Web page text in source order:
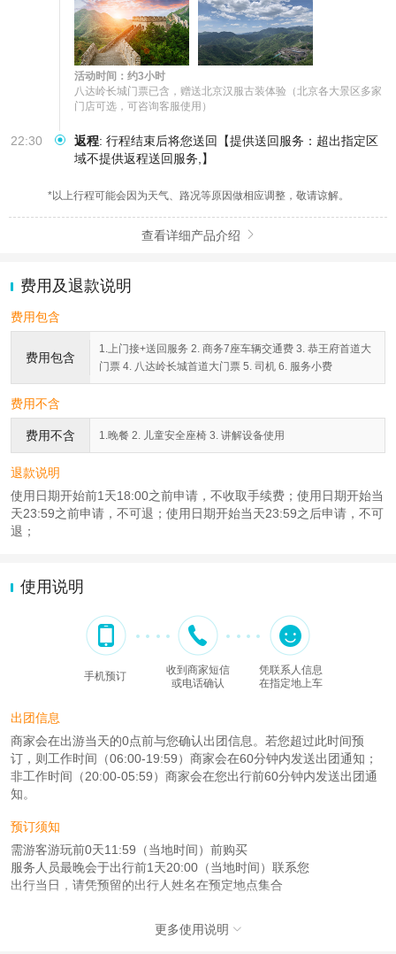
活动时间：约3小时
八达岭长城门票已含，赠送北京汉服古装体验（北京各大景区多家
门店可选，可咨询客服使用）
22:30 返程: 行程结束后将您送回【提供送回服务：超出指定区
域不提供返程送回服务,】
*以上行程可能会因为天气、路况等原因做相应调整，敬请谅解。
查看详细产品介绍 
费用及退款说明
费用包含
费用包含
1.上门接+送回服务 2. 商务7座车辆交通费 3. 恭王府首道大
门票 4. 八达岭长城首道大门票 5. 司机 6. 服务小费
费用不含
费用不含 1.晚餐 2. 儿童安全座椅 3. 讲解设备使用
退款说明
使用日期开始前1天18:00之前申请，不收取手续费；使用日期开始当
天23:59之前申请，不可退；使用日期开始当天23:59之后申请，不可
退；
使用说明
手机预订
收到商家短信
或电话确认
凭联系人信息
在指定地上车
出团信息
商家会在出游当天的0点前与您确认出团信息。若您超过此时间预
订，则工作时间（06:00-19:59）商家会在60分钟内发送出团通知；
非工作时间（20:00-05:59）商家会在您出行前60分钟内发送出团通
知。
预订须知
需游客游玩前0天11:59（当地时间）前购买
服务人员最晚会于出行前1天20:00（当地时间）联系您
出行当日，请凭预留的出行人姓名在预定地点集合
更多使用说明 